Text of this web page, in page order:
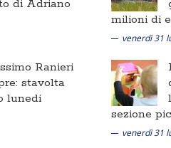
di Adriano
milioni di
venerdì 31
Ranieri
stavolta
lunedi
sezione
venerdì 31